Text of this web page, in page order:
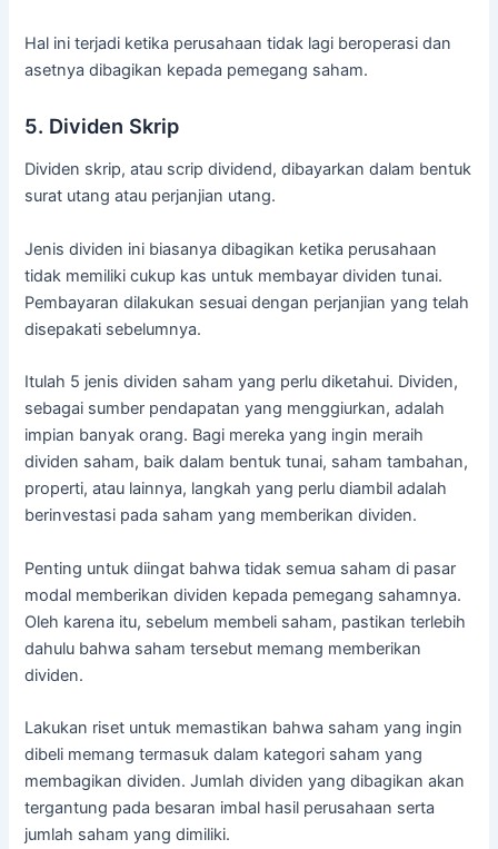
Hal ini terjadi ketika perusahaan tidak lagi beroperasi dan
asetnya dibagikan kepada pemegang saham.
5. Dividen Skrip
Dividen skrip, atau scrip dividend, dibayarkan dalam bentuk
surat utang atau perjanjian utang.
Jenis dividen ini biasanya dibagikan ketika perusahaan
tidak memiliki cukup kas untuk membayar dividen tunai.
Pembayaran dilakukan sesuai dengan perjanjian yang telah
disepakati sebelumnya.
Itulah 5 jenis dividen saham yang perlu diketahui. Dividen,
sebagai sumber pendapatan yang menggiurkan, adalah
impian banyak orang. Bagi mereka yang ingin meraih
dividen saham, baik dalam bentuk tunai, saham tambahan,
properti, atau lainnya, langkah yang perlu diambil adalah
berinvestasi pada saham yang memberikan dividen.
Penting untuk diingat bahwa tidak semua saham di pasar
modal memberikan dividen kepada pemegang sahamnya.
Oleh karena itu, sebelum membeli saham, pastikan terlebih
dahulu bahwa saham tersebut memang memberikan
dividen.
Lakukan riset untuk memastikan bahwa saham yang ingin
dibeli memang termasuk dalam kategori saham yang
membagikan dividen. Jumlah dividen yang dibagikan akan
tergantung pada besaran imbal hasil perusahaan serta
jumlah saham yang dimiliki.